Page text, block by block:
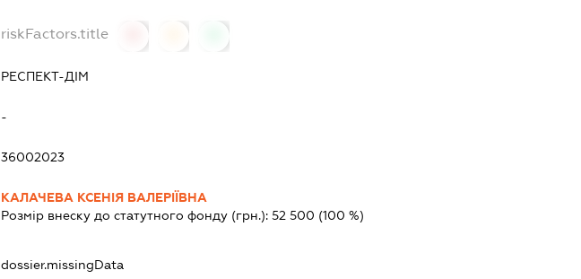
riskFactors.title
РЕСПЕКТ-ДІМ
-
36002023
КАЛАЧЕВА КСЕНІЯ ВАЛЕРІЇВНА
Розмір внеску до статутного фонду (грн.):52 500 (100 %)
dossier.missingData